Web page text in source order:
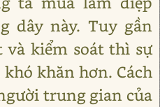
dây này. Tuy gần
và kiểm soát thì sự
khăn hơn. Cách
trung gian của